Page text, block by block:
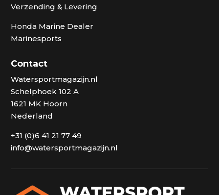
Verzending & Levering
Honda Marine Dealer
Marinesports
Contact
Watersportmagazijn.nl
Schelphoek 102 A
1621 MK Hoorn
Nederland
+31 (0)6 41 21 77 49
info@watersportmagazijn.nl